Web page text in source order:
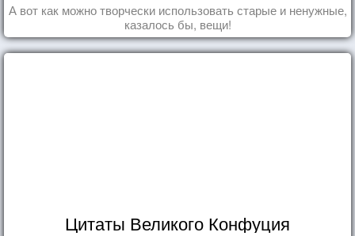
А вот как можно творчески использовать старые и ненужные,
казалось бы, вещи!
Цитаты Великого Конфуция